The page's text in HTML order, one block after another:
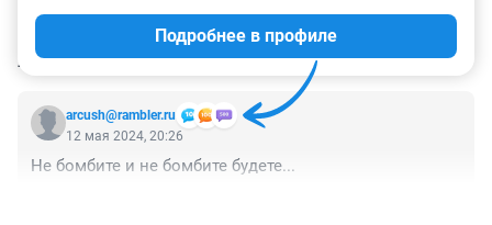
КОММЕНТАРИИ 4
arcush@rambler.ru
Подробнее в профиле
12 мая 2024, 20:26
Не бомбите и не бомбите будете...